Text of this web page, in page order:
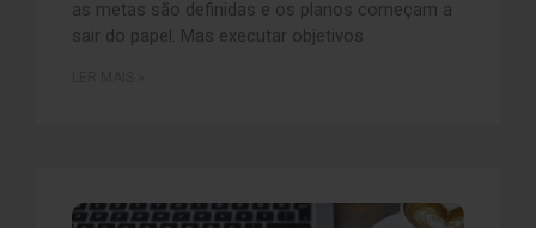
as metas são definidas e os planos começam a
sair do papel. Mas executar objetivos